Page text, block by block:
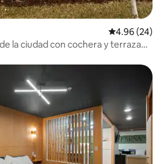
Calificación
4.96 (24)
la ciudad con cochera y terraza